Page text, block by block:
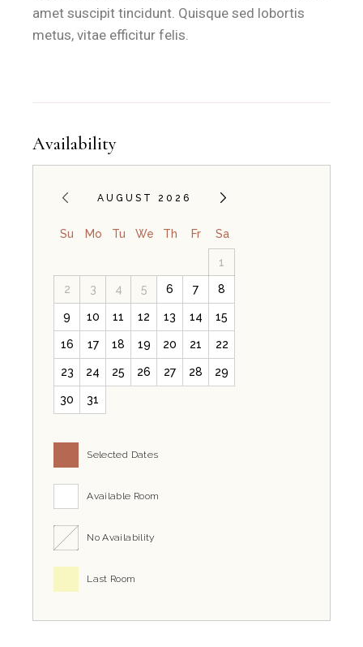
amet suscipit tincidunt. Quisque sed lobortis
metus, vitae efficitur felis.
Availability
AUGUST 2026
Su Mo Tu We Th Fr Sa
1
2 3 4 5 6 7 8
9 10 11 12 13 14 15
16 17 18 19 20 21 22
23 24 25 26 27 28 29
30 31
Selected Dates
Available Room
No Availability
Last Room